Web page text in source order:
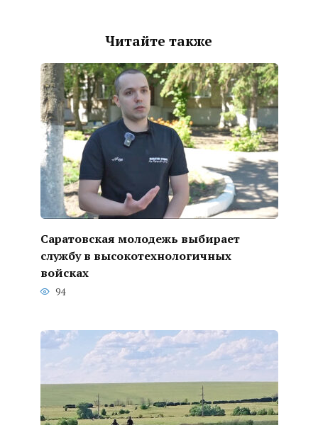
Читайте также
Саратовская молодежь выбирает
службу в высокотехнологичных
войсках
94